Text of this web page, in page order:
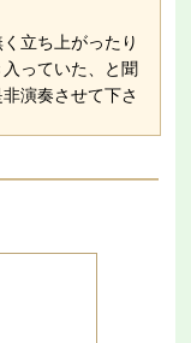
立ち上がったり
っていた、と聞
演奏させて下さ